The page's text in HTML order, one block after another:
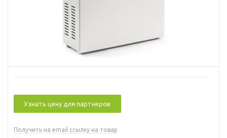
Узнать цену для партнеров
Получить на email ссылку на товар